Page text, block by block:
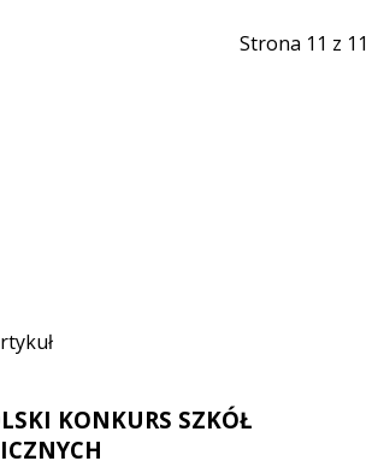
Strona 11 z 11
KONKURS SZKÓŁ